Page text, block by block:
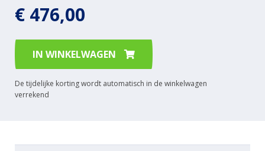
€ 476,00
IN WINKELWAGEN
De tijdelijke korting wordt automatisch in de winkelwagen
verrekend